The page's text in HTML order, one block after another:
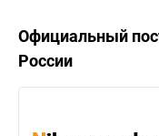
Официальный
России